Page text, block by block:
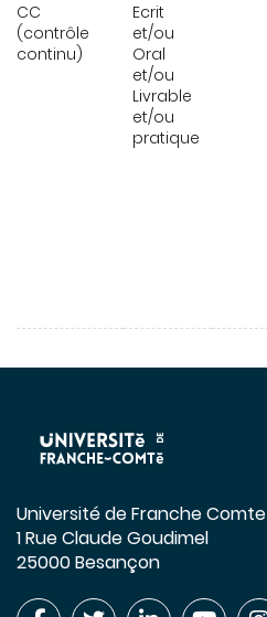
CC
(contrôle
continu)
Ecrit
et/ou
Oral
et/ou
Livrable
et/ou
pratique
Université de Franche Comte
1 Rue Claude Goudimel
25000 Besançon